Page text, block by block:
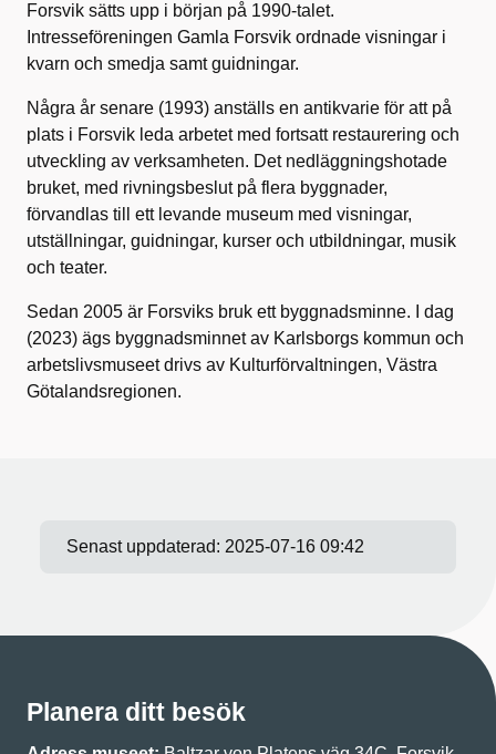
Forsvik sätts upp i början på 1990-talet.
Intresseföreningen Gamla Forsvik ordnade visningar i
kvarn och smedja samt guidningar.
Några år senare (1993) anställs en antikvarie för att på
plats i Forsvik leda arbetet med fortsatt restaurering och
utveckling av verksamheten. Det nedläggningshotade
bruket, med rivningsbeslut på flera byggnader,
förvandlas till ett levande museum med visningar,
utställningar, guidningar, kurser och utbildningar, musik
och teater.
Sedan 2005 är Forsviks bruk ett byggnadsminne. I dag
(2023) ägs byggnadsminnet av Karlsborgs kommun och
arbetslivsmuseet drivs av Kulturförvaltningen, Västra
Götalandsregionen.
Senast uppdaterad: 2025-07-16 09:42
Planera ditt besök